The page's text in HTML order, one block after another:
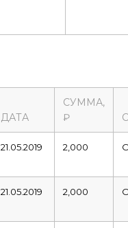
ДАТА
СУММА,
₽
21.05.2019 2,000
21.05.2019 2,000